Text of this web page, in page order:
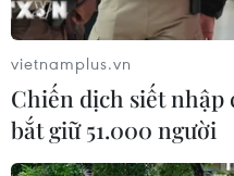
mới cho Phú Quốc
07/08/2026 04:43
Nhịp điệu
dội, Áo dài - Hanbok
vietnamplus.vn
Chiến dịch siết nhập
bắt giữ 51.000 người